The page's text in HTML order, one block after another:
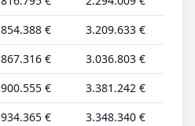
854.388 € 3.209.633 €
867.316 € 3.036.803 €
900.555 € 3.381.242 €
934.365 € 3.348.340 €